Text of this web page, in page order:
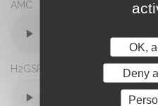
AMC
H2GSP
OK,
Deny